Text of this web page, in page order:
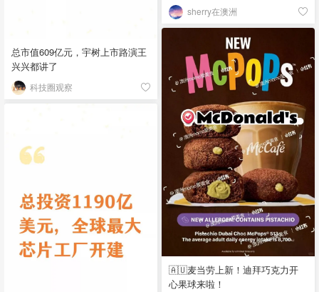
总市值609亿元，宇树上市路演王
兴兴都讲了
科技圈观察
sherry在澳洲
🇦🇺麦当劳上新！迪拜巧克力开
心果球来啦！